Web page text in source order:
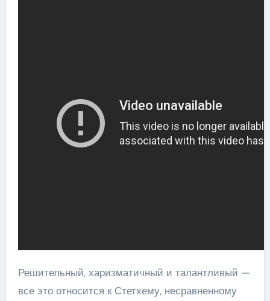
Решительный, харизматичный и талантливый —
все это относится к Стетхему, несравненному